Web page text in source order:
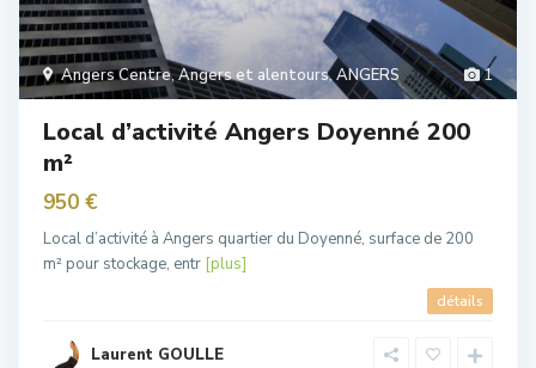
1
Angers Centre,Angers et alentours,ANGERS
Local d’activité Angers Doyenné 200
m²
950 €
Local d’activité à Angers quartier du Doyenné, surface de 200
m² pour stockage, entr [plus]
détails
Laurent GOULLE